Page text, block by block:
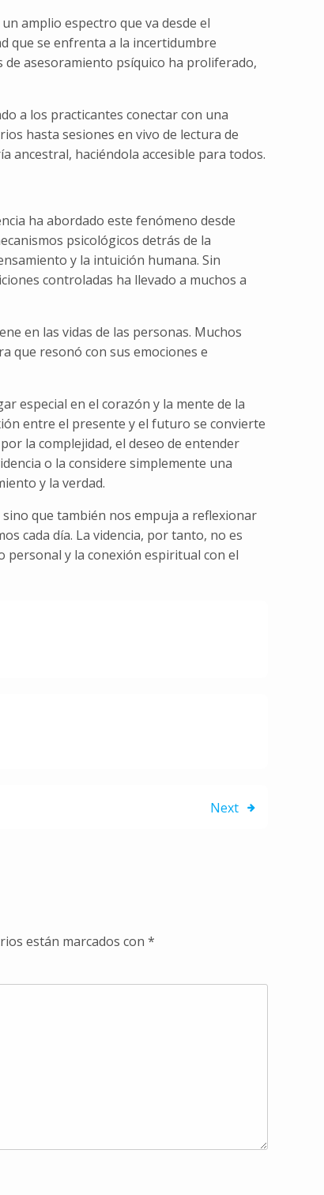
amplio espectro que va desde el
que se enfrenta a la incertidumbre
asesoramiento psíquico ha proliferado,
a los practicantes conectar con una
hasta sesiones en vivo de lectura de
ancestral, haciéndola accesible para todos.
ha abordado este fenómeno desde
psicológicos detrás de la
y la intuición humana. Sin
controladas ha llevado a muchos a
en las vidas de las personas. Muchos
que resonó con sus emociones e
especial en el corazón y la mente de la
entre el presente y el futuro se convierte
la complejidad, el deseo de entender
o la considere simplemente una
y la verdad.
que también nos empuja a reflexionar
cada día. La videncia, por tanto, no es
personal y la conexión espiritual con el
Next
están marcados con *